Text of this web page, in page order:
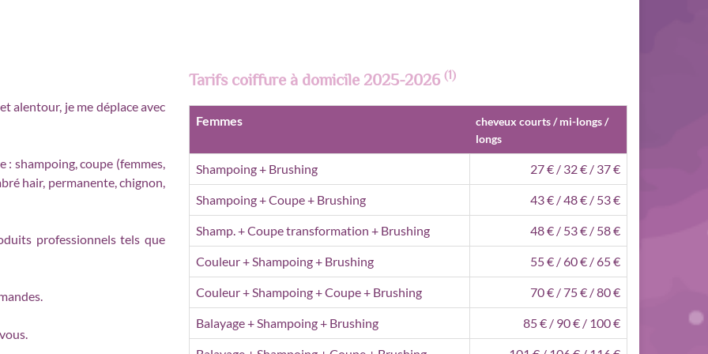
alentour, je me déplace avec
shampoing, coupe (femmes,
hair, permanente, chignon,
professionnels tels que
Tarifs coiffure à domicile 2025-2026 (1)
Femmes
cheveux courts / mi-longs /
longs
Shampoing + Brushing 27 € / 32 € / 37 €
Shampoing + Coupe + Brushing 43 € / 48 € / 53 €
Shamp. + Coupe transformation + Brushing 48 € / 53 € / 58 €
Couleur + Shampoing + Brushing 55 € / 60 € / 65 €
Couleur + Shampoing + Coupe + Brushing 70 € / 75 € / 80 €
Balayage + Shampoing + Brushing 85 € / 90 € / 100 €